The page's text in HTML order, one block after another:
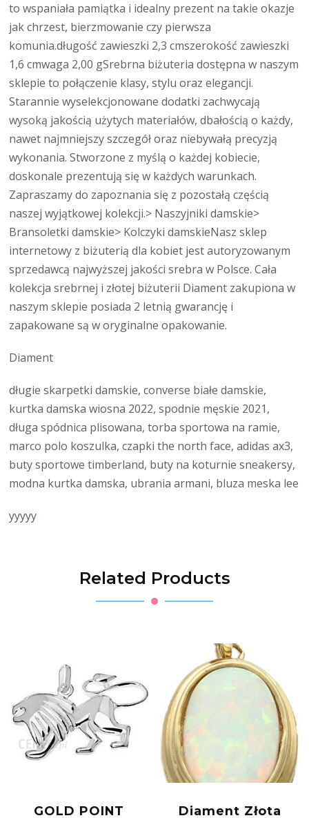
to wspaniała pamiątka i idealny prezent na takie okazje
jak chrzest, bierzmowanie czy pierwsza
komunia.długość zawieszki 2,3 cmszerokość zawieszki
1,6 cmwaga 2,00 gSrebrna biżuteria dostępna w naszym
sklepie to połączenie klasy, stylu oraz elegancji.
Starannie wyselekcjonowane dodatki zachwycają
wysoką jakością użytych materiałów, dbałością o każdy,
nawet najmniejszy szczegół oraz niebywałą precyzją
wykonania. Stworzone z myślą o każdej kobiecie,
doskonale prezentują się w każdych warunkach.
Zapraszamy do zapoznania się z pozostałą częścią
naszej wyjątkowej kolekcji.> Naszyjniki damskie>
Bransoletki damskie> Kolczyki damskieNasz sklep
internetowy z biżuterią dla kobiet jest autoryzowanym
sprzedawcą najwyższej jakości srebra w Polsce. Cała
kolekcja srebrnej i złotej biżuterii Diament zakupiona w
naszym sklepie posiada 2 letnią gwarancję i
zapakowane są w oryginalne opakowanie.
Diament
długie skarpetki damskie, converse białe damskie,
kurtka damska wiosna 2022, spodnie męskie 2021,
długa spódnica plisowana, torba sportowa na ramie,
marco polo koszulka, czapki the north face, adidas ax3,
buty sportowe timberland, buty na koturnie sneakersy,
modna kurtka damska, ubrania armani, bluza meska lee
yyyyy
Related Products
GOLD POINT Diament Złota